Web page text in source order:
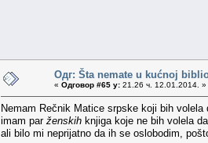
Одг: Šta nemate u kućnoj
« Одговор #65 у: 21.26 ч. 12.01.2014. »
Nemam Rečnik Matice srpske koji bih volela
imam par ženskih knjiga koje ne bih volela
ali bilo mi neprijatno da ih se oslobodim,